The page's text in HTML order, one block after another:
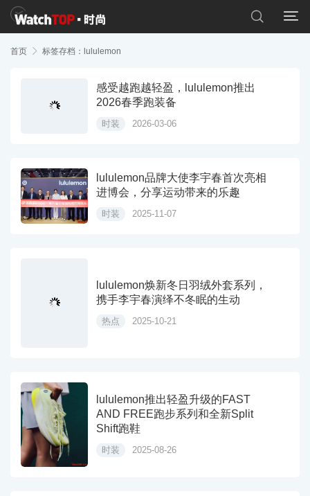


首页  标签存档：lululemon
感受越跑越轻盈，lululemon推出
2026春季跑装备
时装 2026-03-06
lululemon品牌大使李宇春首次亮相
进博会，分享运动带来的乐趣
时装 2025-11-07
lululemon焕新冬日羽绒外套系列，
携手李宇春演绎不冬眠的生动
热点 2025-10-21
lululemon推出轻盈升级的FAST
AND FREE跑步系列和全新Split
Shift跑鞋
时装 2025-08-26